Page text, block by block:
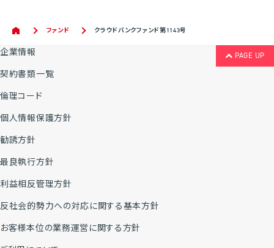
ファンド クラウドバンクファンド第1143号
PAGE UP
企業情報
契約書類一覧
倫理コード
個人情報保護方針
勧誘方針
最良執行方針
利益相反管理方針
反社会的勢力への対応に関する基本方針
お客様本位の業務運営に関する方針